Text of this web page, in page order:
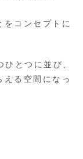
をコンセプトに
とつに並び、
える空間になっ